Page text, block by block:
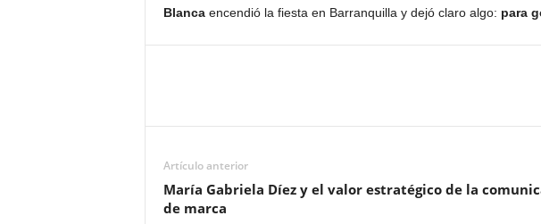
Blancaencendió la fiesta en Barranquilla y dejó claro algo: para
Artículo anterior
María Gabriela Díez y el valor estratégico de la
de marca